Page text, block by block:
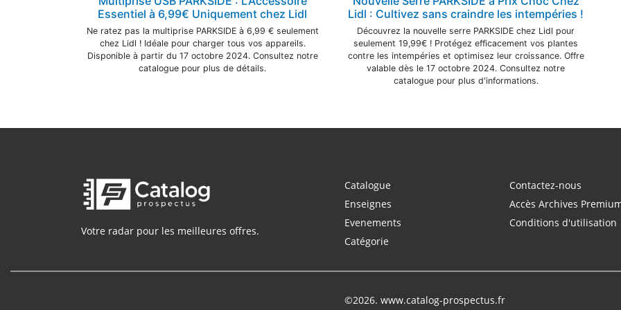
Essentiel à 6,99€ Uniquement chez Lidl
Ne ratez pas la multiprise PARKSIDE à 6,99 € seulement
chez Lidl ! Idéale pour charger tous vos appareils.
Disponible à partir du 17 octobre 2024. Consultez notre
catalogue pour plus de détails.
Lidl : Cultivez sans craindre les intempéries !
Découvrez la nouvelle serre PARKSIDE chez Lidl pour
seulement 19,99€ ! Protégez efficacement vos plantes
contre les intempéries et optimisez leur croissance. Offre
valable dès le 17 octobre 2024. Consultez notre
catalogue pour plus d'informations.
Votre radar pour les meilleures offres.
Catalogue
Enseignes
Evenements
Catégorie
Contactez-nous
Accès Archives
Conditions d'utilisation
©2026. www.catalog-prospectus.fr